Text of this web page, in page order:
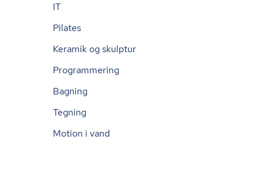
IT
Pilates
Keramik og skulptur
Programmering
Bagning
Tegning
Motion i vand